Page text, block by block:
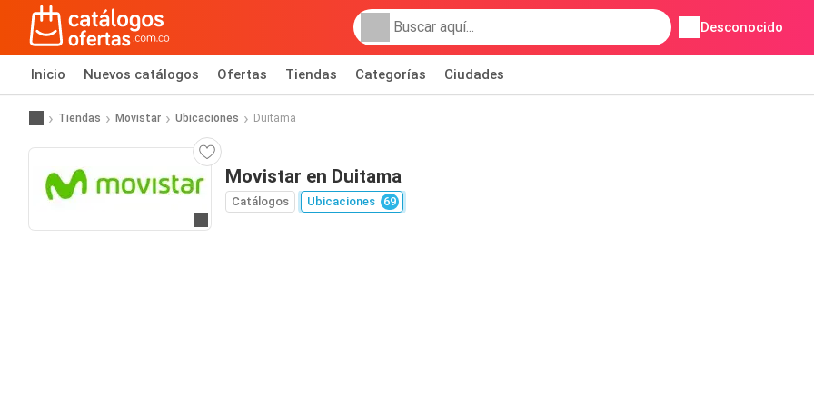
Desconocido
Inicio Nuevos catálogos Ofertas Tiendas Categorías Ciudades
Tiendas Movistar Ubicaciones Duitama
Movistar en Duitama
Catálogos Ubicaciones 69